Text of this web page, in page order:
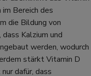
Bereich des
die Bildung von
Kalzium und
werden, wodurch
stärkt Vitamin D
dafür, dass